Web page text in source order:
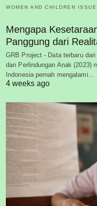
WOMEN AND CHILDREN
Mengapa
Panggung dari
GRB Project - Data terbaru
dan Perlindungan Anak (2023)
Indonesia pernah mengalami…
4 weeks ago